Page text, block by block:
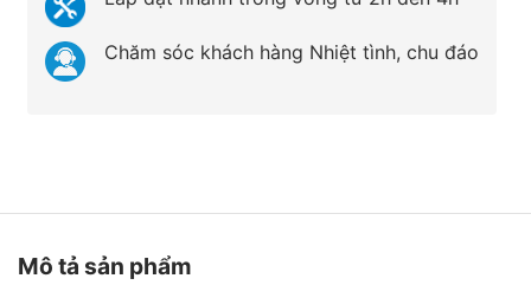
Chăm sóc khách hàng Nhiệt tình, chu đáo
Mô tả sản phẩm